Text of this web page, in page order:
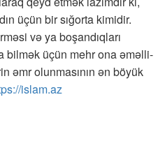
üçün bir sığorta kimidir.
və ya boşandıqları
bilmək üçün mehr ona əməlli-
əmr olunmasının ən böyük
islam.az